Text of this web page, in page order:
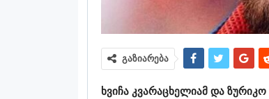
გაზიარება
ხვიჩა კვარაცხელიამ და